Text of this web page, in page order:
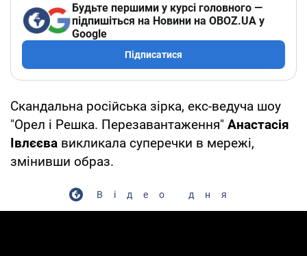
Будьте першими у курсі головного —
підпишіться на Новини на OBOZ.UA у
Google
Підписатися
Скандальна російська зірка, екс-ведуча шоу
"Орел і Решка. Перезавантаження" Анастасія
Івлєєва викликала суперечки в мережі,
змінивши образ.
Відео дня